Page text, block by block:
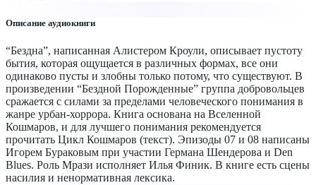
Описание аудиокниги
“Бездна”, написанная Алистером Кроули, описывает пустоту
бытия, которая ощущается в различных формах, все они
одинаково пусты и злобны только потому, что существуют. В
произведении “Бездной Порожденные” группа добровольцев
сражается с силами за пределами человеческого понимания в
жанре урбан-хоррора. Книга основана на Вселенной
Кошмаров, и для лучшего понимания рекомендуется
прочитать Цикл Кошмаров (текст). Эпизоды 07 и 08 написаны
Игорем Бураковым при участии Германа Шендерова и Den
Blues. Роль Мрази исполняет Илья Финик. В книге есть сцены
насилия и ненормативная лексика.